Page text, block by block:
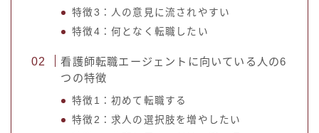
特徴3：人の意見に流されやすい
特徴4：何となく転職したい
看護師転職エージェントに向いている人の6
つの特徴
特徴1：初めて転職する
特徴2：求人の選択肢を増やしたい